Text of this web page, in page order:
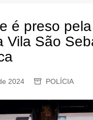
é preso
Vila São
2024 POLÍCIA